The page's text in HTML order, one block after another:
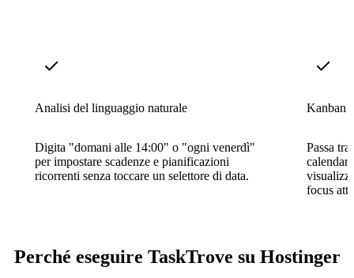
Analisi del linguaggio naturale
Digita "domani alle 14:00" o "ogni venerdì"
per impostare scadenze e pianificazioni
ricorrenti senza toccare un selettore di data.
Kanban
Passa
focus
Perché eseguire TaskTrove su Hostinger